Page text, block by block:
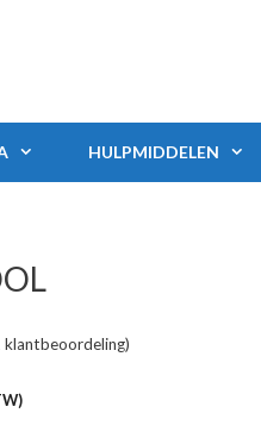
HULPMIDDELEN
klantbeoordeling)